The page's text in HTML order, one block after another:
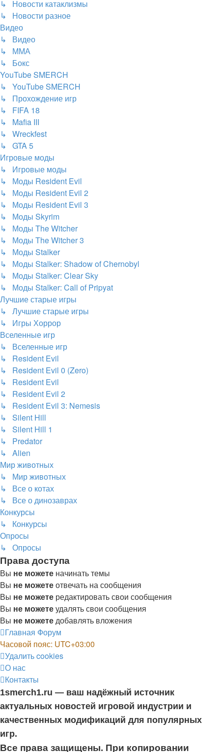
↳ Новости катаклизмы
↳ Новости разное
Видео
↳ Видео
↳ ММА
↳ Бокс
YouTube SMERCH
↳ YouTube SMERCH
↳ Прохождение игр
↳ FIFA 18
↳ Mafia III
↳ Wreckfest
↳ GTA 5
Игровые моды
↳ Игровые моды
↳ Моды Resident Evil
↳ Моды Resident Evil 2
↳ Моды Resident Evil 3
↳ Моды Skyrim
↳ Моды The Witcher
↳ Моды The Witcher 3
↳ Моды Stalker
↳ Моды Stalker: Shadow of Chernobyl
↳ Моды Stalker: Clear Sky
↳ Моды Stalker: Call of Pripyat
Лучшие старые игры
↳ Лучшие старые игры
↳ Игры Хоррор
Вселенные игр
↳ Вселенные игр
↳ Resident Evil
↳ Resident Evil 0 (Zero)
↳ Resident Evil
↳ Resident Evil 2
↳ Resident Evil 3: Nemesis
↳ Silent Hill
↳ Silent Hill 1
↳ Predator
↳ Alien
Мир животных
↳ Мир животных
↳ Все о котах
↳ Все о динозаврах
Конкурсы
↳ Конкурсы
Опросы
↳ Опросы
Права доступа
Вы не можете начинать темы
Вы не можетеотвечать на сообщения
Вы не можете редактировать свои сообщения
Вы не можетеудалять свои сообщения
Вы не можетедобавлять вложения
Главная Форум
Часовой пояс: UTC+03:00
Удалить cookies
О нас
Контакты
1smerch1.ru — ваш надёжный источник
актуальных новостей игровой индустрии и
качественных модификаций для популярных
игр.
Все права защищены. При копировании